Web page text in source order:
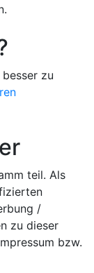
zu
teil. Als
/
zu dieser
bzw.